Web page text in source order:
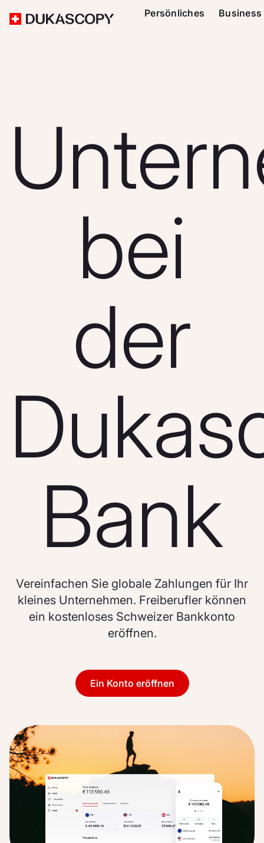
Persönliches Business
bei
der
Bank
Vereinfachen Sie globale Zahlungen für Ihr
kleines Unternehmen. Freiberufler können
ein kostenloses Schweizer Bankkonto
eröffnen.
Ein Konto eröffnen